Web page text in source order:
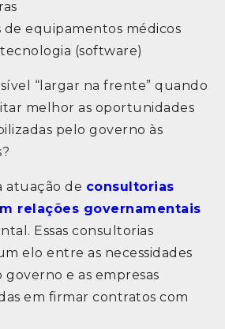
equipamentos médicos
(software)
“largar na frente” quando
melhor as oportunidades
pelo governo às
atuação de consultorias
relações governamentais
Essas consultorias
elo entre as necessidades
e as empresas
em firmar contratos com